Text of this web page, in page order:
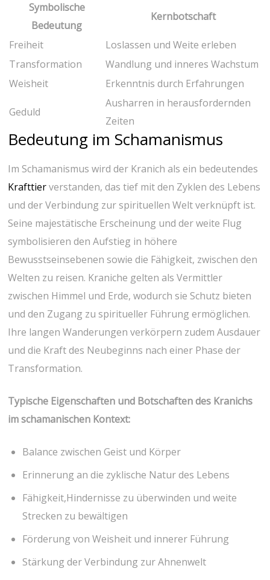
Symbolische
Bedeutung
Kernbotschaft
Freiheit
Loslassen und Weite erleben
Transformation
Wandlung und ​inneres ‍Wachstum
Weisheit
Erkenntnis durch Erfahrungen
Geduld
Ausharren in herausfordernden
Zeiten
Bedeutung⁣ im‍ Schamanismus
Im Schamanismus wird der Kranich⁢ als ein bedeutendes
Krafttierverstanden, das tief‌ mit⁣ den Zyklen‍ des Lebens
und ‌der Verbindung‍ zur spirituellen‌ Welt verknüpft ist.
Seine⁣ majestätische Erscheinung​ und ⁢der weite Flug
symbolisieren ‍den Aufstieg ⁢in​ höhere
Bewusstseinsebenen ⁤sowie die Fähigkeit, zwischen den
Welten zu⁢ reisen. Kraniche⁤ gelten als Vermittler
zwischen Himmel und Erde, wodurch sie‍ Schutz bieten
und den‌ Zugang zu spiritueller⁣ Führung ⁣ermöglichen.
Ihre langen Wanderungen ⁤verkörpern⁤ zudem Ausdauer
und die Kraft des Neubeginns nach einer Phase der
Transformation.
Typische‍ Eigenschaften ​und Botschaften des ​Kranichs
‌im schamanischen Kontext:
Balance zwischen Geist ​und Körper
Erinnerung ⁣an die zyklische Natur⁣ des​ Lebens
Fähigkeit,Hindernisse zu überwinden⁢ und weite
Strecken⁣ zu bewältigen
Förderung von Weisheit und innerer ​Führung
Stärkung⁢ der‍ Verbindung zur Ahnenwelt